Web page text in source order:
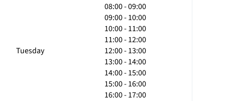
Tuesday
08:00 - 09:00
09:00 - 10:00
10:00 - 11:00
11:00 - 12:00
12:00 - 13:00
13:00 - 14:00
14:00 - 15:00
15:00 - 16:00
16:00 - 17:00